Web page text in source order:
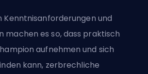
Kenntnisanforderungen und
machen es so, dass praktisch
aufnehmen und sich
kann, zerbrechliche